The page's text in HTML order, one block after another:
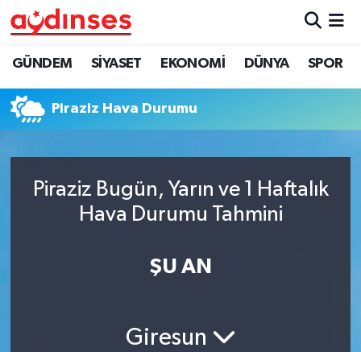
GÜNDEM SİYASET EKONOMİ DÜNYA SPOR
Piraziz Hava Durumu
Piraziz Bugün, Yarın ve 1 Haftalık
Hava Durumu Tahmini
ŞU AN
Giresun
GÜNDEM
SİYASET
DÜNYA
SPOR
Nöbetçi Eczaneler
Hava Durumu
Trafik Durumu
Süper Lig Puan Durumu ve Fikstür